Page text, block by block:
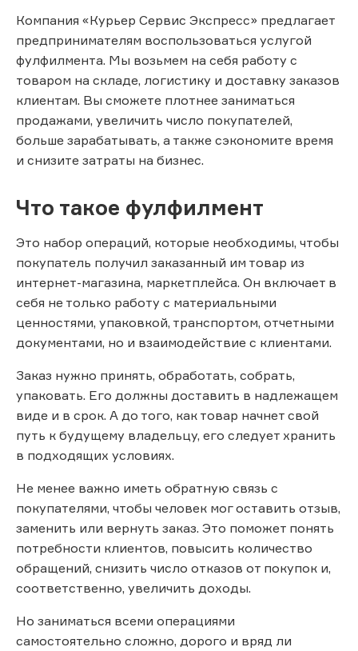
Компания «Курьер Сервис Экспресс» предлагает
предпринимателям воспользоваться услугой
фулфилмента. Мы возьмем на себя работу с
товаром на складе, логистику и доставку заказов
клиентам. Вы сможете плотнее заниматься
продажами, увеличить число покупателей,
больше зарабатывать, а также сэкономите время
и снизите затраты на бизнес.
Что такое фулфилмент
Это набор операций, которые необходимы, чтобы
покупатель получил заказанный им товар из
интернет-магазина, маркетплейса. Он включает в
себя не только работу с материальными
ценностями, упаковкой, транспортом, отчетными
документами, но и взаимодействие с клиентами.
Заказ нужно принять, обработать, собрать,
упаковать. Его должны доставить в надлежащем
виде и в срок. А до того, как товар начнет свой
путь к будущему владельцу, его следует хранить
в подходящих условиях.
Не менее важно иметь обратную связь с
покупателями, чтобы человек мог оставить отзыв,
заменить или вернуть заказ. Это поможет понять
потребности клиентов, повысить количество
обращений, снизить число отказов от покупок и,
соответственно, увеличить доходы.
Но заниматься всеми операциями
самостоятельно сложно, дорого и вряд ли